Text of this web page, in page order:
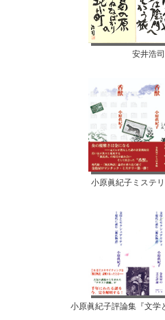
安井浩
小原眞紀子ミステ
小原眞紀子評論集『文学